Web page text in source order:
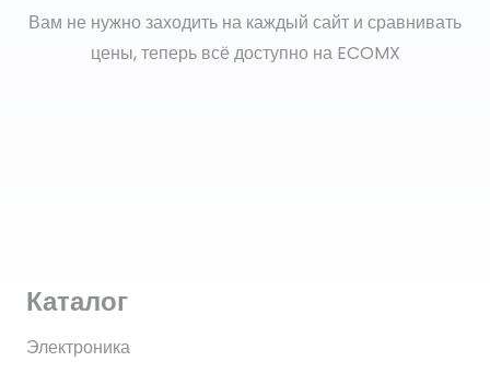
Вам не нужно заходить на каждый сайт и сравнивать
цены, теперь всё доступно на ECOMX
Каталог
Электроника